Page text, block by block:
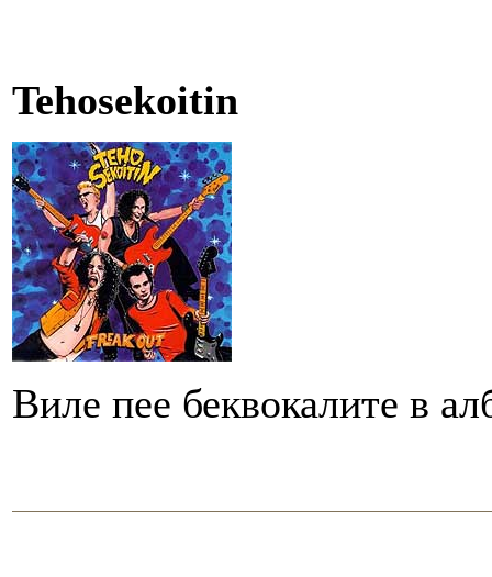
Tehosekoitin
Виле пее беквокалите в